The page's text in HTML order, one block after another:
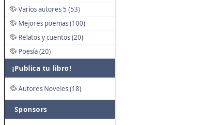
Varios autores 5 (53)
Mejores poemas (100)
Relatos y cuentos (20)
Poesía (20)
¡Publica tu libro!
Autores Noveles (18)
Sponsors